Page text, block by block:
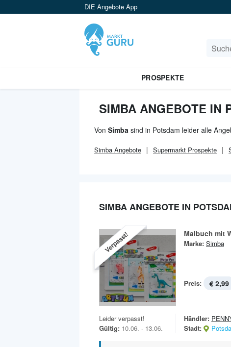
DIE Angebote App
PROSPEKTE
SIMBA ANGEBOTE IN
Von Simba sind in Potsdam leider alle
Simba Angebote Supermarkt Prospekte
SIMBA ANGEBOTE IN
Verpasst! Malbuch mit
Marke: Simba
Preis: € 2,99
Leider verpasst!
Gültig: 10.06. - 13.06.
Händler:
Stadt: